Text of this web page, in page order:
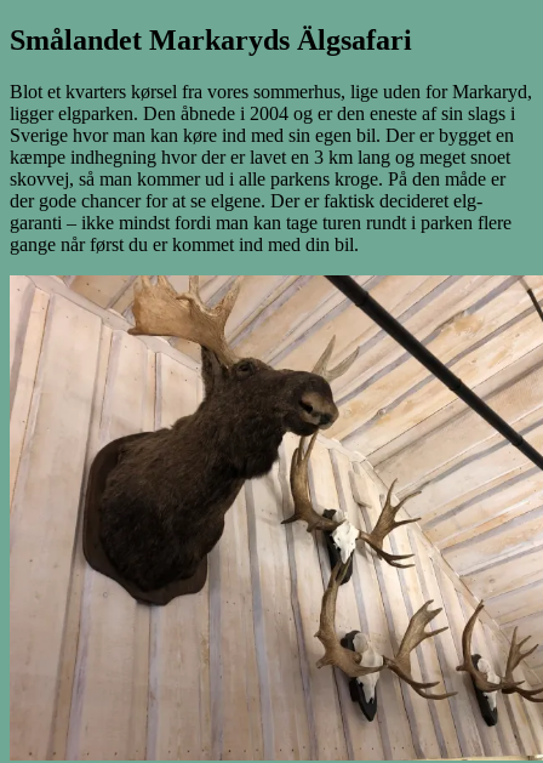
Smålandet Markaryds Älgsafari
Blot et kvarters kørsel fra vores sommerhus, lige uden for Markaryd,
ligger elgparken. Den åbnede i 2004 og er den eneste af sin slags i
Sverige hvor man kan køre ind med sin egen bil. Der er bygget en
kæmpe indhegning hvor der er lavet en 3 km lang og meget snoet
skovvej, så man kommer ud i alle parkens kroge. På den måde er
der gode chancer for at se elgene. Der er faktisk decideret elg-
garanti – ikke mindst fordi man kan tage turen rundt i parken flere
gange når først du er kommet ind med din bil.